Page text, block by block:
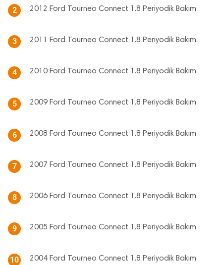
2 2012 Ford Tourneo Connect 1.8 Periyodik Bakım
3 2011 Ford Tourneo Connect 1.8 Periyodik Bakım
4 2010 Ford Tourneo Connect 1.8 Periyodik Bakım
5 2009 Ford Tourneo Connect 1.8 Periyodik Bakım
6 2008 Ford Tourneo Connect 1.8 Periyodik Bakım
7 2007 Ford Tourneo Connect 1.8 Periyodik Bakım
8 2006 Ford Tourneo Connect 1.8 Periyodik Bakım
9 2005 Ford Tourneo Connect 1.8 Periyodik Bakım
10 2004 Ford Tourneo Connect 1.8 Periyodik Bakım